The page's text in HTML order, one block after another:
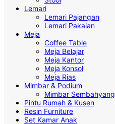
Lemari
Lemari Pajangan
Lemari Pakaian
Meja
Coffee Table
Meja Belajar
Meja Kantor
Meja Konsol
Meja Rias
Mimbar & Podium
Mimbar Sembahyang
Pintu Rumah & Kusen
Resin Furniture
Set Kamar Anak